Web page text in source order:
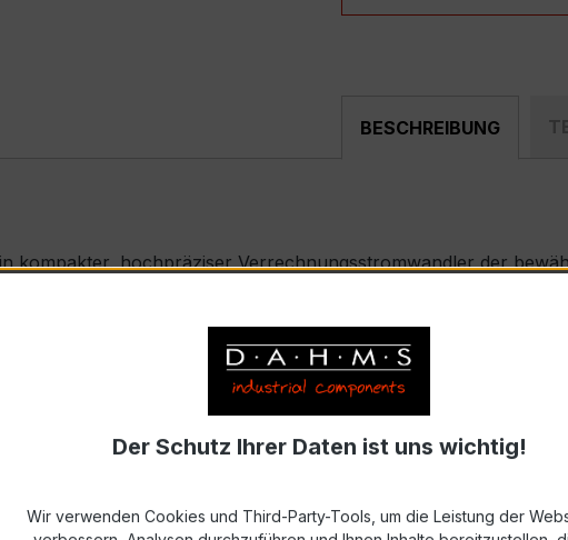
BESCHREIBUNG
kompakter, hochpräziser Verrechnungsstromwandler der
und industriellen Mess- und Überwachungssystemen
Type) – EASKD 31.5
400 A pro Phase, Sekundärnennstrom 5 A)
61869-2 bzw. DIN EN 61869-2)
bis max. 31 mm Höhe (Flachbau-Ausführung)
kV
Der Schutz Ihrer Daten ist uns wichtig!
Wir verwenden Cookies und Third-Party-Tools, um die Leistung der